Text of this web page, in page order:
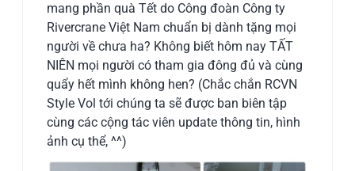
mang phần quà Tết do Công đoàn Công ty
Rivercrane Việt Nam chuẩn bị dành tặng mọi
người về chưa ha? Không biết hôm nay TẤT
NIÊN mọi người có tham gia đông đủ và cùng
quẩy hết mình không hen? (Chắc chắn RCVN
Style Vol tới chúng ta sẽ được ban biên tập
cùng các cộng tác viên update thông tin, hình
ảnh cụ thể, ^^)